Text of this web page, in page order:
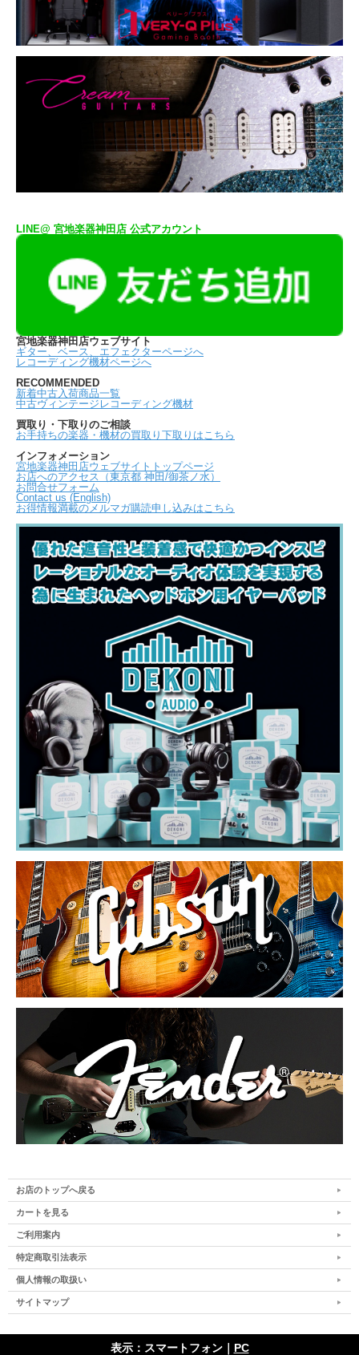
LINE@ 宮地楽器神田店 公式アカウント
宮地楽器神田店ウェブサイト
ギター、ベース、エフェクターページへ
レコーディング機材ページへ
RECOMMENDED
新着中古入荷商品一覧
中古ヴィンテージレコーディング機材
買取り・下取りのご相談
お手持ちの楽器・機材の買取り下取りはこちら
インフォメーション
宮地楽器神田店ウェブサイトトップページ
お店へのアクセス（東京都 神田/御茶ノ水）
お問合せフォーム
Contact us (English)
お得情報満載のメルマガ購読申し込みはこちら
お店のトップへ戻る
カートを見る
ご利用案内
特定商取引法表示
個人情報の取扱い
サイトマップ
表示：スマートフォン｜ PC